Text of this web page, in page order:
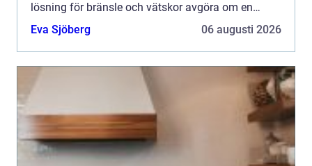
lösning för bränsle och vätskor avgöra om en
arbetsdag...
Eva Sjöberg 06 augusti 2026